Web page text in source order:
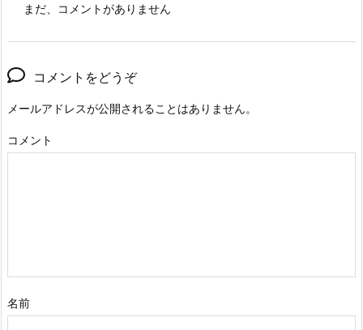
まだ、コメントがありません
コメントをどうぞ
メールアドレスが公開されることはありません。
コメント
名前